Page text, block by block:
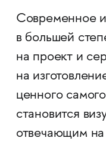
Современное
в большей
на проект и
на
ценного
становится
отвечающим